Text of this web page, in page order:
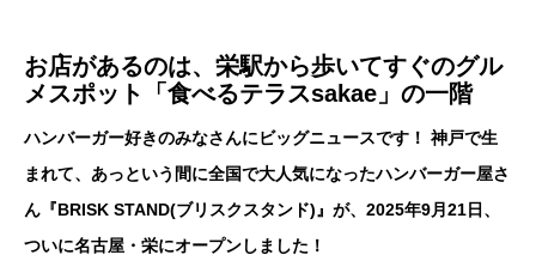
お店があるのは、栄駅から歩いてすぐのグル
メスポット「食べるテラスsakae」の一階
ハンバーガー好きのみなさんにビッグニュースです！ 神戸で生
まれて、あっという間に全国で大人気になったハンバーガー屋さ
ん『BRISK STAND(ブリスクスタンド)』が、2025年9月21日、
ついに名古屋・栄にオープンしました！